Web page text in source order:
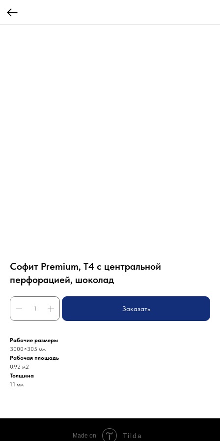
Софит Premium, T4 с центральной
перфорацией, шоколад
Заказать
Рабочие размеры
3000×305 мм
Рабочая площадь
0.92 м2
Толщина
1.1 мм
Made on Tilda